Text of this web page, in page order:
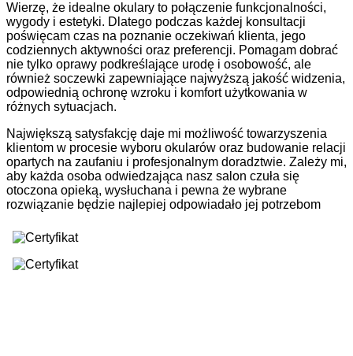
Wierzę, że idealne okulary to połączenie funkcjonalności,
wygody i estetyki. Dlatego podczas każdej konsultacji
poświęcam czas na poznanie oczekiwań klienta, jego
codziennych aktywności oraz preferencji. Pomagam dobrać
nie tylko oprawy podkreślające urodę i osobowość, ale
również soczewki zapewniające najwyższą jakość widzenia,
odpowiednią ochronę wzroku i komfort użytkowania w
różnych sytuacjach.
Największą satysfakcję daje mi możliwość towarzyszenia
klientom w procesie wyboru okularów oraz budowanie relacji
opartych na zaufaniu i profesjonalnym doradztwie. Zależy mi,
aby każda osoba odwiedzająca nasz salon czuła się
otoczona opieką, wysłuchana i pewna że wybrane
rozwiązanie będzie najlepiej odpowiadało jej potrzebom